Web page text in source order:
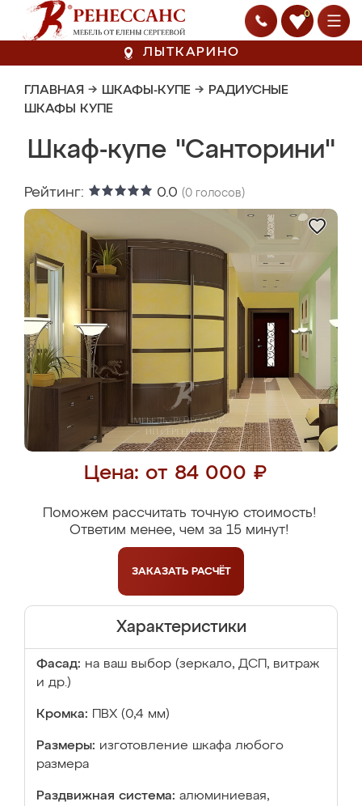
0
ЛЫТКАРИНО
ГЛАВНАЯ → ШКАФЫ-КУПЕ → РАДИУСНЫЕ
ШКАФЫ КУПЕ
Шкаф-купе "Санторини"
Рейтинг: 0.0 (0 голосов)
Цена: от 84 000 ₽
Поможем рассчитать точную стоимость!
Ответим менее, чем за 15 минут!
ЗАКАЗАТЬ РАСЧЁТ
Характеристики
Фасад: на ваш выбор (зеркало, ДСП, витраж
и др.)
Кромка: ПВХ (0,4 мм)
Размеры: изготовление шкафа любого
размера
Раздвижная система: алюминиевая,